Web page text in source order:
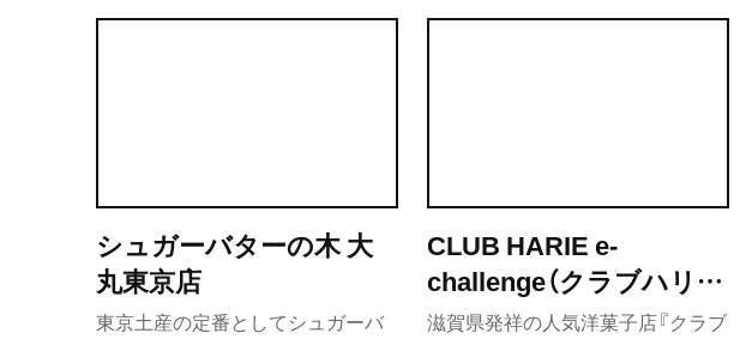
シュガーバターの木 大
丸東京店
東京土産の定番としてシュガーバ
CLUB HARIE e-
challenge（クラブハリエ
イーチャレンジ）
滋賀県発祥の人気洋菓子店『クラブ